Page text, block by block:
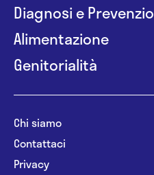
Diagnosi e
Alimentazione
Genitorialità
Chi siamo
Contattaci
Privacy